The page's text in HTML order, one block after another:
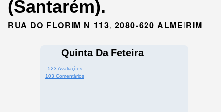
(Santarém).
RUA DO FLORIM N 113, 2080-620 ALMEIRIM
Quinta Da Feteira
523 Avaliações
103 Comentários